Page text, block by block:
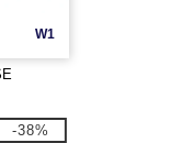
W1
-38%